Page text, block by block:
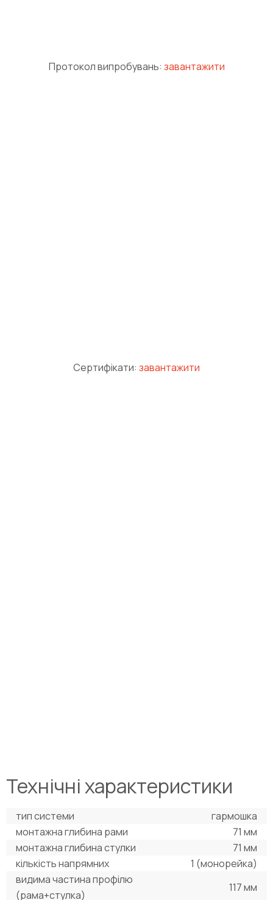
Протокол випробувань: завантажити
Сертифікати: завантажити
Технічні характеристики
тип системи
гармошка
монтажна глибина рами
71 мм
монтажна глибина стулки
71 мм
кількість напрямних
1 (монорейка)
видима частина профілю
(рама+стулка)
117 мм